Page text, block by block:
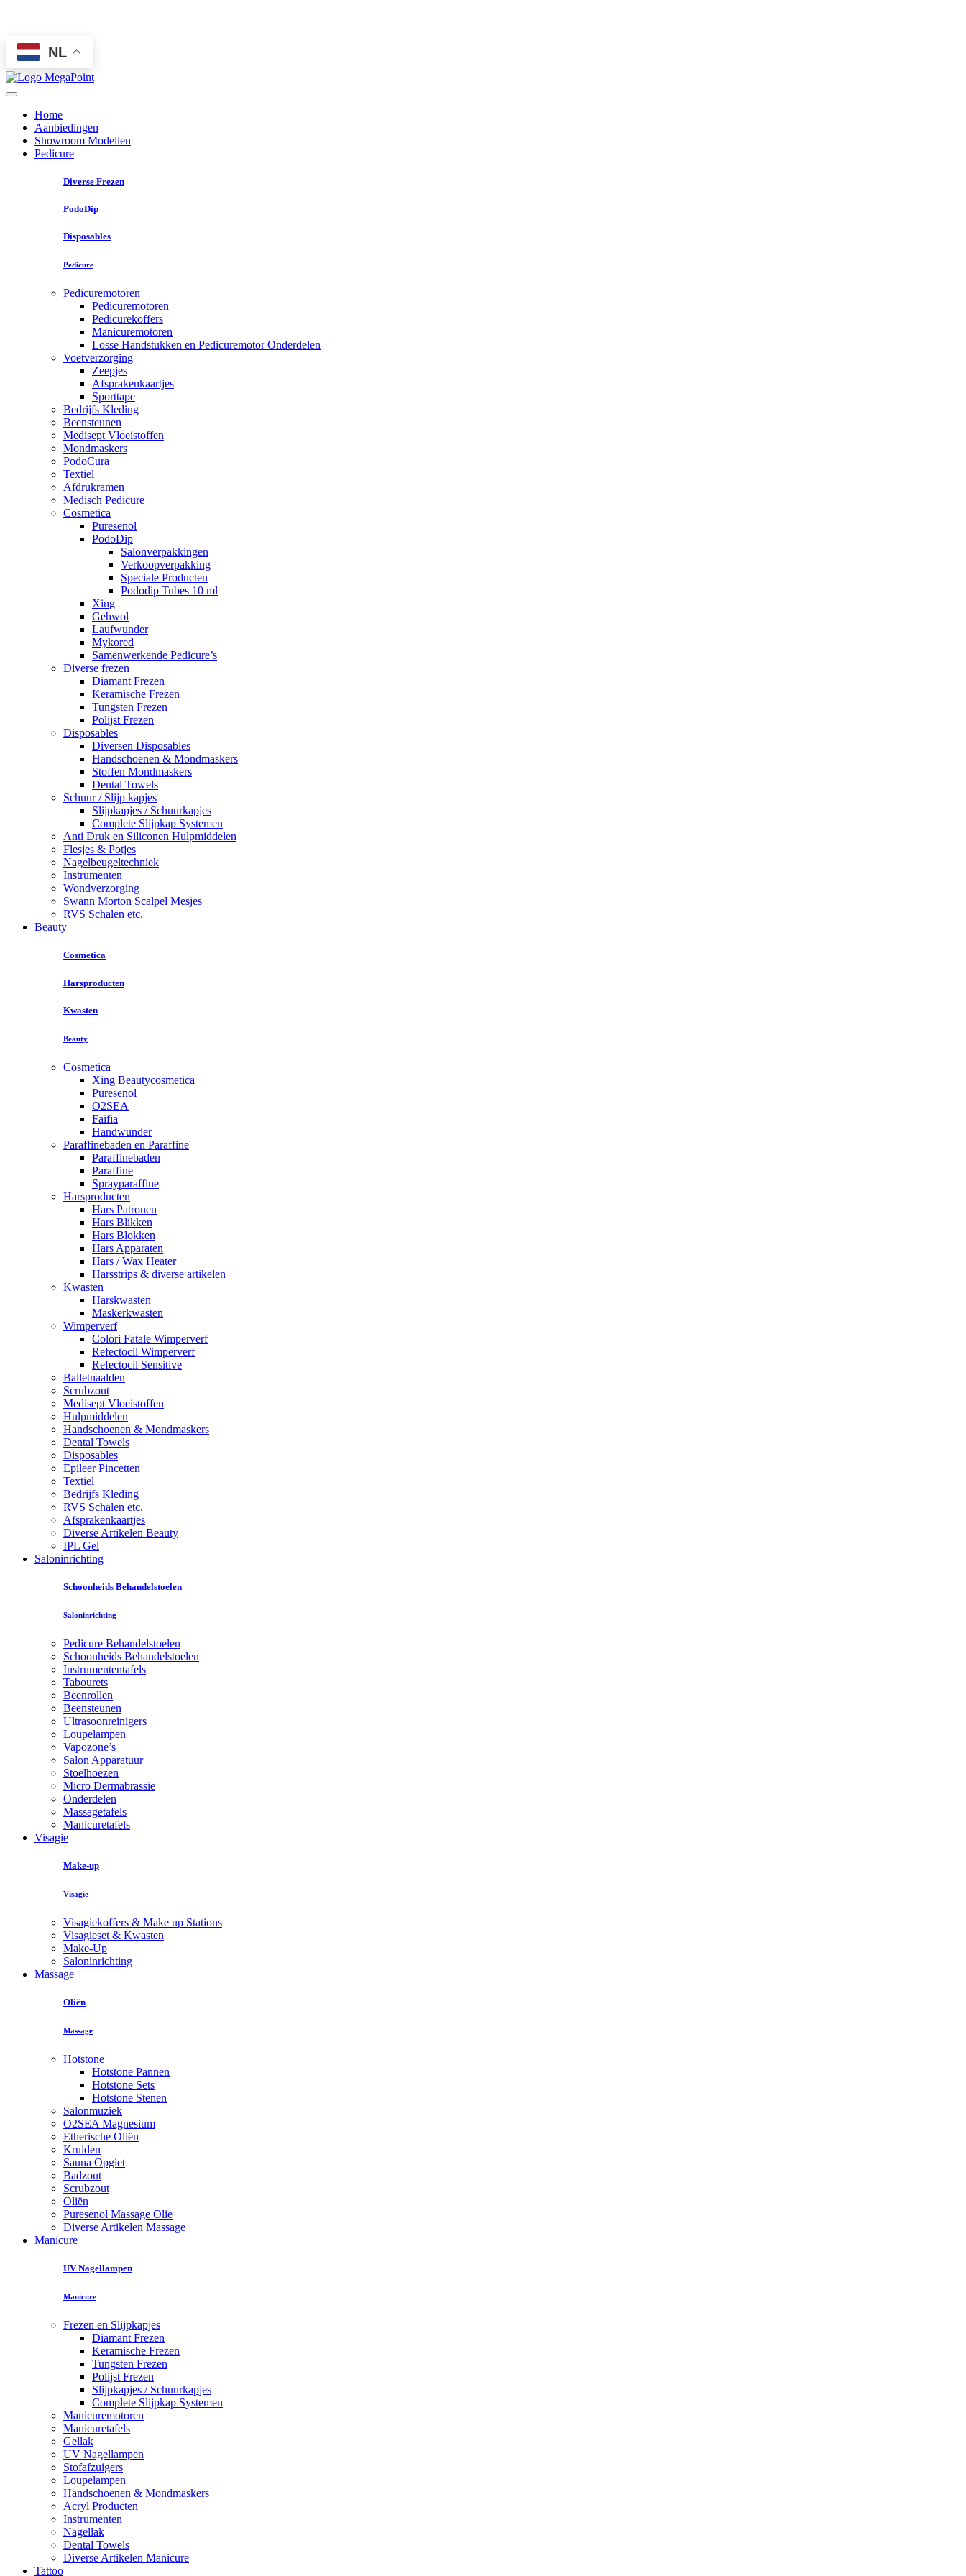
—
NL
Home
Aanbiedingen
Showroom Modellen
Pedicure
Diverse Frezen
PodoDip
Disposables
Pedicure
Pedicuremotoren
Pedicuremotoren
Pedicurekoffers
Manicuremotoren
Losse Handstukken en Pedicuremotor Onderdelen
Voetverzorging
Zeepjes
Afsprakenkaartjes
Sporttape
Bedrijfs Kleding
Beensteunen
Medisept Vloeistoffen
Mondmaskers
PodoCura
Textiel
Afdrukramen
Medisch Pedicure
Cosmetica
Puresenol
PodoDip
Salonverpakkingen
Verkoopverpakking
Speciale Producten
Pododip Tubes 10 ml
Xing
Gehwol
Laufwunder
Mykored
Samenwerkende Pedicure’s
Diverse frezen
Diamant Frezen
Keramische Frezen
Tungsten Frezen
Polijst Frezen
Disposables
Diversen Disposables
Handschoenen & Mondmaskers
Stoffen Mondmaskers
Dental Towels
Schuur / Slijp kapjes
Slijpkapjes / Schuurkapjes
Complete Slijpkap Systemen
Anti Druk en Siliconen Hulpmiddelen
Flesjes & Potjes
Nagelbeugeltechniek
Instrumenten
Wondverzorging
Swann Morton Scalpel Mesjes
RVS Schalen etc.
Beauty
Cosmetica
Harsproducten
Kwasten
Beauty
Cosmetica
Xing Beautycosmetica
Puresenol
O2SEA
Faifia
Handwunder
Paraffinebaden en Paraffine
Paraffinebaden
Paraffine
Sprayparaffine
Harsproducten
Hars Patronen
Hars Blikken
Hars Blokken
Hars Apparaten
Hars / Wax Heater
Harsstrips & diverse artikelen
Kwasten
Harskwasten
Maskerkwasten
Wimperverf
Colori Fatale Wimperverf
Refectocil Wimperverf
Refectocil Sensitive
Balletnaalden
Scrubzout
Medisept Vloeistoffen
Hulpmiddelen
Handschoenen & Mondmaskers
Dental Towels
Disposables
Epileer Pincetten
Textiel
Bedrijfs Kleding
RVS Schalen etc.
Afsprakenkaartjes
Diverse Artikelen Beauty
IPL Gel
Saloninrichting
Schoonheids Behandelstoelen
Saloninrichting
Pedicure Behandelstoelen
Schoonheids Behandelstoelen
Instrumententafels
Tabourets
Beenrollen
Beensteunen
Ultrasoonreinigers
Loupelampen
Vapozone’s
Salon Apparatuur
Stoelhoezen
Micro Dermabrassie
Onderdelen
Massagetafels
Manicuretafels
Visagie
Make-up
Visagie
Visagiekoffers & Make up Stations
Visagieset & Kwasten
Make-Up
Saloninrichting
Massage
Oliën
Massage
Hotstone
Hotstone Pannen
Hotstone Sets
Hotstone Stenen
Salonmuziek
O2SEA Magnesium
Etherische Oliën
Kruiden
Sauna Opgiet
Badzout
Scrubzout
Oliën
Puresenol Massage Olie
Diverse Artikelen Massage
Manicure
UV Nagellampen
Manicure
Frezen en Slijpkapjes
Diamant Frezen
Keramische Frezen
Tungsten Frezen
Polijst Frezen
Slijpkapjes / Schuurkapjes
Complete Slijpkap Systemen
Manicuremotoren
Manicuretafels
Gellak
UV Nagellampen
Stofafzuigers
Loupelampen
Handschoenen & Mondmaskers
Acryl Producten
Instrumenten
Nagellak
Dental Towels
Diverse Artikelen Manicure
Tattoo